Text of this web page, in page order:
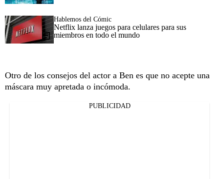
Hablemos del Cómic
Netflix lanza juegos para celulares para sus
miembros en todo el mundo
Otro de los consejos del actor a Ben es que no acepte una
máscara muy apretada o incómoda.
PUBLICIDAD